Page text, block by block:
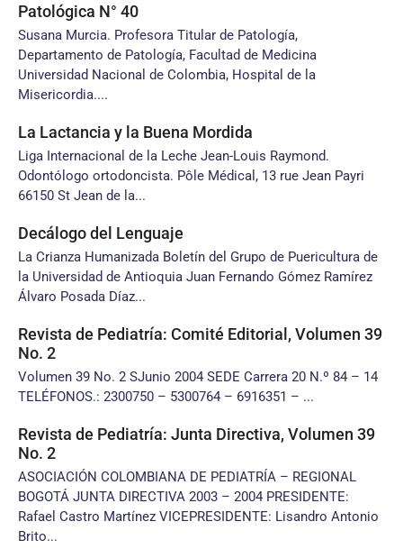
Patológica N° 40
Susana Murcia. Profesora Titular de Patología,
Departamento de Patología, Facultad de Medicina
Universidad Nacional de Colombia, Hospital de la
Misericordia....
La Lactancia y la Buena Mordida
Liga Internacional de la Leche Jean-Louis Raymond.
Odontólogo ortodoncista. Pôle Médical, 13 rue Jean Payri
66150 St Jean de la...
Decálogo del Lenguaje
La Crianza Humanizada Boletín del Grupo de Puericultura de
la Universidad de Antioquia Juan Fernando Gómez Ramírez
Álvaro Posada Díaz...
Revista de Pediatría: Comité Editorial, Volumen 39
No. 2
Volumen 39 No. 2 SJunio 2004 SEDE Carrera 20 N.º 84 – 14
TELÉFONOS.: 2300750 – 5300764 – 6916351 – ...
Revista de Pediatría: Junta Directiva, Volumen 39
No. 2
ASOCIACIÓN COLOMBIANA DE PEDIATRÍA – REGIONAL
BOGOTÁ JUNTA DIRECTIVA 2003 – 2004 PRESIDENTE:
Rafael Castro Martínez VICEPRESIDENTE: Lisandro Antonio
Brito...